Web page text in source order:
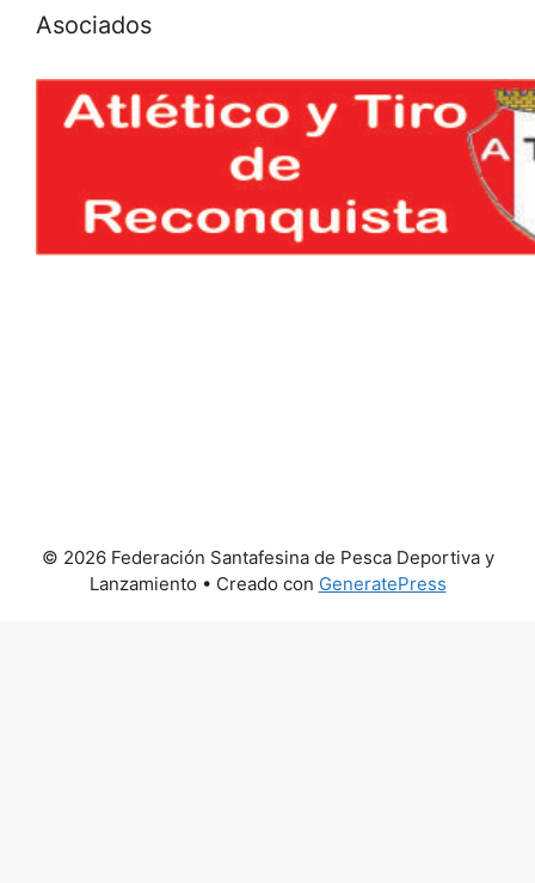
Asociados
© 2026 Federación Santafesina de Pesca Deportiva y
Lanzamiento • Creado con GeneratePress